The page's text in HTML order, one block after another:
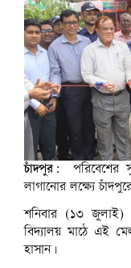
চাঁদপুর:
পরিবেশের
লাগানোর লক্ষ্যে
শনিবার (১৩ জুলাই)
বিদ্যালয় মাঠে এই
হাসান।